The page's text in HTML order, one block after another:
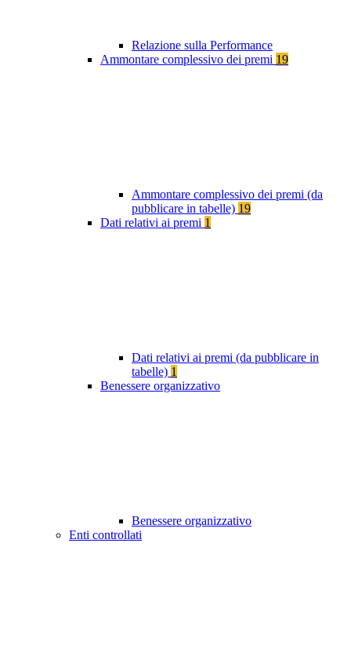
Relazione sulla Performance
Ammontare complessivo dei premi 19
Ammontare complessivo dei premi (da
pubblicare in tabelle) 19
Dati relativi ai premi 1
Dati relativi ai premi (da pubblicare in
tabelle) 1
Benessere organizzativo
Benessere organizzativo
Enti controllati